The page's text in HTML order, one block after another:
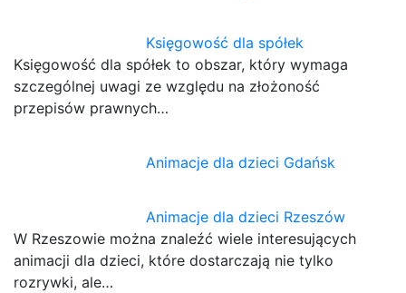
Księgowość dla spółek
Księgowość dla spółek to obszar, który wymaga
szczególnej uwagi ze względu na złożoność
przepisów prawnych…
Animacje dla dzieci Gdańsk
Animacje dla dzieci Rzeszów
W Rzeszowie można znaleźć wiele interesujących
animacji dla dzieci, które dostarczają nie tylko
rozrywki, ale…